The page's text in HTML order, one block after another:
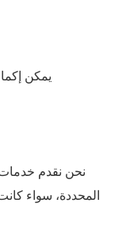
العينات
الطلبات القياسية
تخصيص شاملة
أحجامًا قياسية